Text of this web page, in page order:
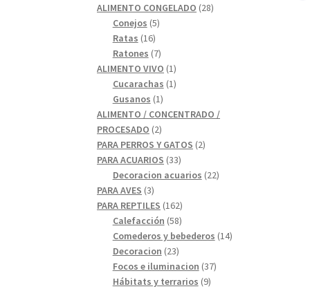
ALIMENTO CONGELADO 2828
Conejos 55
Ratas 1616
productos
Ratones 77
productos
ALIMENTO VIVO 11
producto
Cucarachas 11
Gusanos 11
producto
ALIMENTO / CONCENTRADO /
PROCESADO 22
productos
PARA PERROS Y GATOS 22
PARA ACUARIOS 3333
productos
Decoracion acuarios 2222
PARA AVES 33
productos
PARA REPTILES 162162
productos
Calefacción 5858
productos
Comederos y bebederos 1414
Decoracion 2323
productos
Focos e iluminacion 3737
Hábitats y terrarios 99